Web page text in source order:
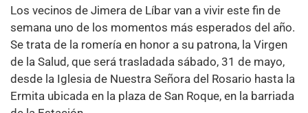
Los vecinos de Jimera de Líbar van a vivir este fin de
semana uno de los momentos más esperados del año.
Se trata de la romería en honor a su patrona, la Virgen
de la Salud, que será trasladada sábado, 31 de mayo,
desde la Iglesia de Nuestra Señora del Rosario hasta la
Ermita ubicada en la plaza de San Roque, en la barriada